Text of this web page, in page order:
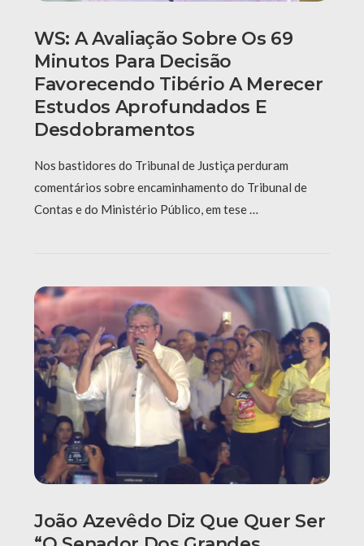
WS: A Avaliação Sobre Os 69
Minutos Para Decisão
Favorecendo Tibério A Merecer
Estudos Aprofundados E
Desdobramentos
Nos bastidores do Tribunal de Justiça perduram
comentários sobre encaminhamento do Tribunal de
Contas e do Ministério Público, em tese …
João Azevêdo Diz Que Quer Ser